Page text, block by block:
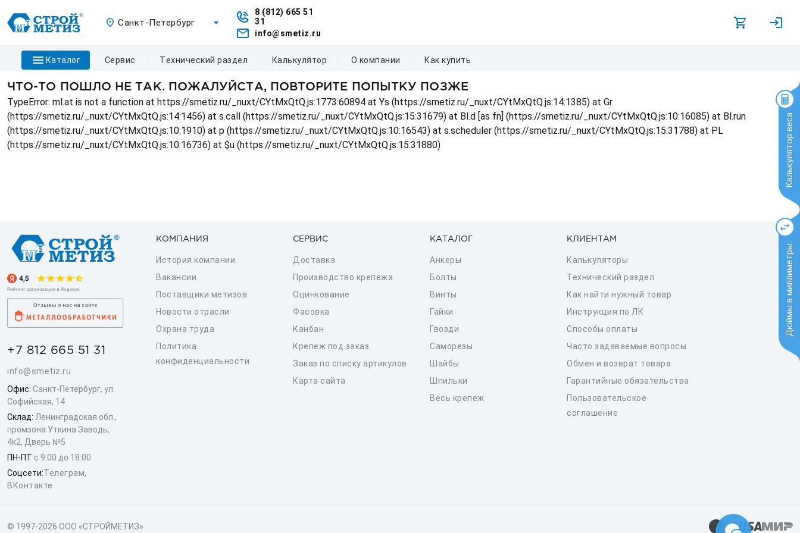
Калькулятор веса
Дюймы в миллиметры
Санкт-Петербург
8 (812) 665 51
31
info@smetiz.ru
каталог сервис технический раздел калькулятор о компании как купить
ЧТО-ТО ПОШЛО НЕ ТАК. ПОЖАЛУЙСТА, ПОВТОРИТЕ ПОПЫТКУ ПОЗЖЕ
TypeError: ml.at is not a function at https://smetiz.ru/_nuxt/CYtMxQtQ.js:1773:60894 at Ys (https://smetiz.ru/_nuxt/CYtMxQtQ.js:14:1385) at Gr
(https://smetiz.ru/_nuxt/CYtMxQtQ.js:14:1456) at s.call (https://smetiz.ru/_nuxt/CYtMxQtQ.js:15:31679) at Bl.d [as fn] (https://smetiz.ru/_nuxt/CYtMxQtQ.js:10:16085) at Bl.run
(https://smetiz.ru/_nuxt/CYtMxQtQ.js:10:1910) at p (https://smetiz.ru/_nuxt/CYtMxQtQ.js:10:16543) at s.scheduler (https://smetiz.ru/_nuxt/CYtMxQtQ.js:15:31788) at PL
(https://smetiz.ru/_nuxt/CYtMxQtQ.js:10:16736) at $u (https://smetiz.ru/_nuxt/CYtMxQtQ.js:15:31880)
+7 812 665 51 31
info@smetiz.ru
Офис: Санкт-Петербург, ул.
Софийская, 14
Склад: Ленинградская обл.,
промзона Уткина Заводь,
4к2, Дверь №5
ПН-ПТ с 9:00 до 18:00
Соцсети:Телеграм,
ВКонтакте
КОМПАНИЯ
История компании
Вакансии
Поставщики метизов
Новости отрасли
Охрана труда
Политика
конфиденциальности
СЕРВИС
Доставка
Производство крепежа
Оцинкование
Фасовка
Канбан
Крепеж под заказ
Заказ по списку артикулов
Карта сайта
КАТАЛОГ
Анкеры
Болты
Винты
Гайки
Гвозди
Саморезы
Шайбы
Шпильки
Весь крепеж
КЛИЕНТАМ
Калькуляторы
Технический раздел
Как найти нужный товар
Инструкция по ЛК
Способы оплаты
Часто задаваемые вопросы
Обмен и возврат товара
Гарантийные обязательства
Пользовательское
соглашение
© 1997-2026 ООО «СТРОЙМЕТИЗ»